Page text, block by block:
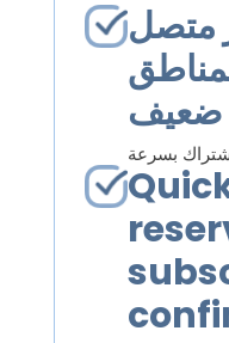
متصل
ضعيف
بسرعة